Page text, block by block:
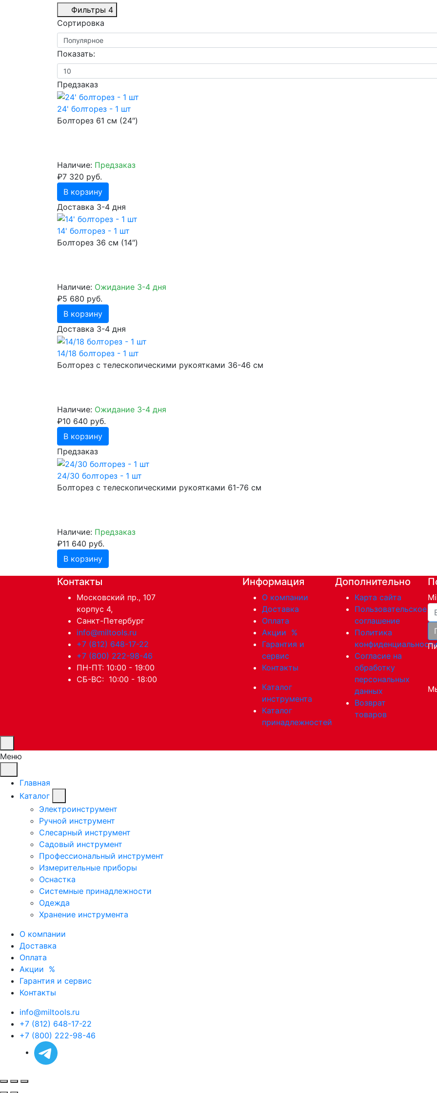
Фильтры 4
Сортировка
Показать:
Предзаказ
24' болторез - 1 шт
Болторез 61 см (24″)
Наличие: Предзаказ
₽7 320 руб.
В корзину
Доставка 3-4 дня
14' болторез - 1 шт
Болторез 36 см (14″)
Наличие: Ожидание 3-4 дня
₽5 680 руб.
В корзину
Доставка 3-4 дня
14/18 болторез - 1 шт
Болторез с телескопическими рукоятками 36-46 см
Наличие: Ожидание 3-4 дня
₽10 640 руб.
В корзину
Предзаказ
24/30 болторез - 1 шт
Болторез с телескопическими рукоятками 61-76 см
Наличие: Предзаказ
₽11 640 руб.
В корзину
Контакты
Московский пр., 107
корпус 4,
Санкт-Петербург
info@miltools.ru
+7 (812) 648-17-22
+7 (800) 222-98-46
ПН-ПТ: 10:00 - 19:00
СБ-ВС: 10:00 - 18:00
Информация
О компании
Доставка
Оплата
Акции %
Гарантия и
сервис
Контакты
Каталог
инструмента
Каталог
принадлежностей
Дополнительно
Карта сайта
Пользовательское
соглашение
Политика
Согласие на
обработку
персональных
данных
Возврат
товаров
Меню
Главная
Каталог
Электроинструмент
Ручной инструмент
Слесарный инструмент
Садовый инструмент
Профессиональный инструмент
Измерительные приборы
Оснастка
Системные принадлежности
Одежда
Хранение инструмента
О компании
Доставка
Оплата
Акции %
Гарантия и сервис
Контакты
info@miltools.ru
+7 (812) 648-17-22
+7 (800) 222-98-46